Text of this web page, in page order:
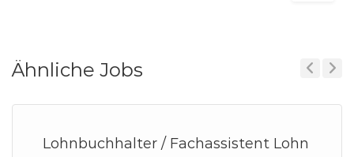
Ähnliche Jobs
Lohnbuchhalter / Fachassistent Lohn